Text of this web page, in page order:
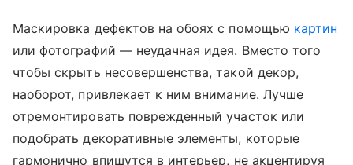
Маскировка дефектов на обоях с помощью картин
или фотографий — неудачная идея. Вместо того
чтобы скрыть несовершенства, такой декор,
наоборот, привлекает к ним внимание. Лучше
отремонтировать поврежденный участок или
подобрать декоративные элементы, которые
гармонично впишутся в интерьер, не акцентируя